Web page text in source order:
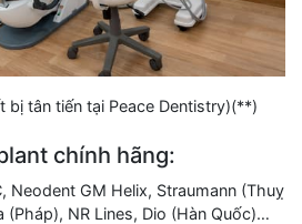
bị tân tiến tại Peace Dentistry)(**)
chính hãng:
Neodent GM Helix, Straumann (Thuỵ
(Pháp), NR Lines, Dio (Hàn Quốc)…